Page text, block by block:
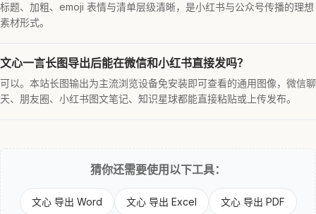
标题、加粗、emoji 表情与清单层级清晰，是小红书与公众号传播的理想
素材形式。
文心一言长图导出后能在微信和小红书直接发吗？
可以。本站长图输出为主流浏览设备免安装即可查看的通用图像，微信聊
天、朋友圈、小红书图文笔记、知识星球都能直接粘贴或上传发布。
猜你还需要使用以下工具：
文心 导出 Word 文心 导出 Excel 文心 导出 PDF